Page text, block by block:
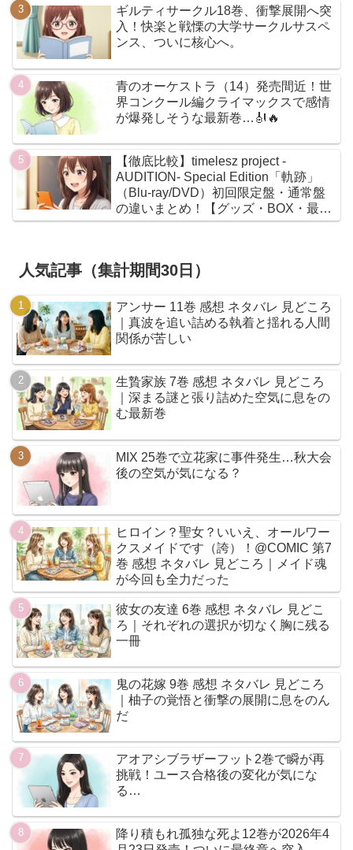
ギルティサークル18巻、衝撃展開へ突
入！快楽と戦慄の大学サークルサスペ
ンス、ついに核心へ。
青のオーケストラ（14）発売間近！世
界コンクール編クライマックスで感情
が爆発しそうな最新巻…🎻🔥
【徹底比較】timelesz project -
AUDITION- Special Edition「軌跡」
（Blu-ray/DVD）初回限定盤・通常盤
の違いまとめ！【グッズ・BOX・最安
値】
人気記事（集計期間30日）
アンサー 11巻 感想 ネタバレ 見どころ
｜真波を追い詰める執着と揺れる人間
関係が苦しい
生贄家族 7巻 感想 ネタバレ 見どころ
｜深まる謎と張り詰めた空気に息をの
む最新巻
MIX 25巻で立花家に事件発生…秋大会
後の空気が気になる？
ヒロイン？聖女？いいえ、オールワー
クスメイドです（誇）！@COMIC 第7
巻 感想 ネタバレ 見どころ｜メイド魂
が今回も全力だった
彼女の友達 6巻 感想 ネタバレ 見どこ
ろ｜それぞれの選択が切なく胸に残る
一冊
鬼の花嫁 9巻 感想 ネタバレ 見どころ
｜柚子の覚悟と衝撃の展開に息をのん
だ
アオアシブラザーフット2巻で瞬が再
挑戦！ユース合格後の変化が気にな
る…
降り積もれ孤独な死よ12巻が2026年4